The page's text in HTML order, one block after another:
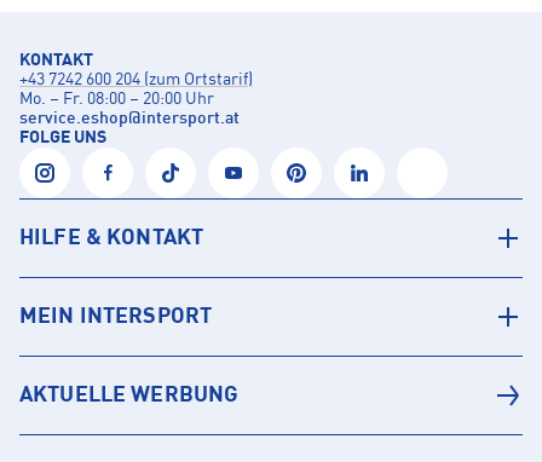
KONTAKT
+43 7242 600 204 (zum Ortstarif)
Mo. – Fr. 08:00 – 20:00 Uhr
service.eshop@intersport.at
FOLGE UNS
HILFE & KONTAKT
MEIN INTERSPORT
AKTUELLE WERBUNG